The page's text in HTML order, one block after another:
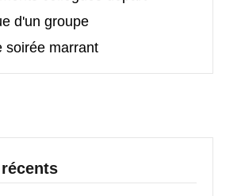
d'un groupe
soirée marrant